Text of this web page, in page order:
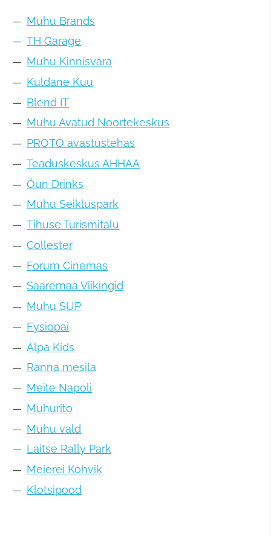
Muhu Brands
TH Garage
Muhu Kinnisvara
Kuldane Kuu
Blend IT
Muhu Avatud Noortekeskus
PROTO avastustehas
Teaduskeskus AHHAA
Öun Drinks
Muhu Seikluspark
Tihuse Turismitalu
Collester
Forum Cinemas
Saaremaa Viikingid
Muhu SUP
Fysiopai
Alpa Kids
Ranna mesila
Meite Napoli
Muhurito
Muhu vald
Laitse Rally Park
Meierei Kohvik
Klotsipood